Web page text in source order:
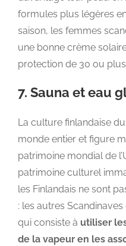
formules plus légères
saison, les femmes
une bonne crème
protection de 30 ou
7. Sauna et eau
La culture finlandaise
monde entier et figure
patrimoine mondial de
patrimoine culturel
les Finlandais ne sont
: les autres
qui consiste à utiliser
de la vapeur en les